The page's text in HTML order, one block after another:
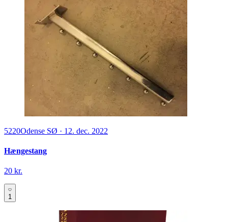
5220Odense SØ · 12. dec. 2022
Hængestang
20 kr.
1